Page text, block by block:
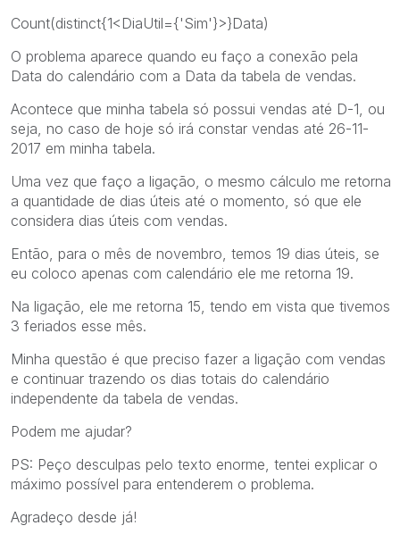
Count(distinct{1<DiaUtil={'Sim'}>}Data)
O problema aparece quando eu faço a conexão pela
Data do calendário com a Data da tabela de vendas.
Acontece que minha tabela só possui vendas até D-1, ou
seja, no caso de hoje só irá constar vendas até 26-11-
2017 em minha tabela.
Uma vez que faço a ligação, o mesmo cálculo me retorna
a quantidade de dias úteis até o momento, só que ele
considera dias úteis com vendas.
Então, para o mês de novembro, temos 19 dias úteis, se
eu coloco apenas com calendário ele me retorna 19.
Na ligação, ele me retorna 15, tendo em vista que tivemos
3 feriados esse mês.
Minha questão é que preciso fazer a ligação com vendas
e continuar trazendo os dias totais do calendário
independente da tabela de vendas.
Podem me ajudar?
PS: Peço desculpas pelo texto enorme, tentei explicar o
máximo possível para entenderem o problema.
Agradeço desde já!